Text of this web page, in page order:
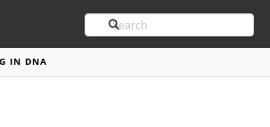
Search
IN DNA